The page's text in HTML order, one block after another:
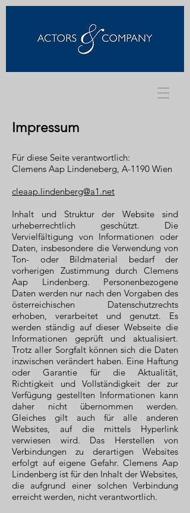
Impressum
Für diese Seite verantwortlich:
Clemens Aap Lindeneberg, A-1190 Wien
cleaap.lindenberg@a1.net
Inhalt und Struktur der Website sind
urheberrechtlich geschützt. Die
Vervielfältigung von Informationen oder
Daten, insbesondere die Verwendung von
Ton- oder Bildmaterial bedarf der
vorherigen Zustimmung durch Clemens
Aap Lindenberg. Personenbezogene
Daten werden nur nach den Vorgaben des
österreichischen Datenschutzrechts
erhoben, verarbeitet und genutzt. Es
werden ständig auf dieser Webseite die
Informationen geprüft und aktualisiert.
Trotz aller Sorgfalt können sich die Daten
inzwischen verändert haben. Eine Haftung
oder Garantie für die Aktualität,
Richtigkeit und Vollständigkeit der zur
Verfügung gestellten Informationen kann
daher nicht übernommen werden.
Gleiches gilt auch für alle anderen
Websites, auf die mittels Hyperlink
verwiesen wird. Das Herstellen von
Verbindungen zu derartigen Websites
erfolgt auf eigene Gefahr. Clemens Aap
Lindenberg ist für den Inhalt der Websites,
die aufgrund einer solchen Verbindung
erreicht werden, nicht verantwortlich.